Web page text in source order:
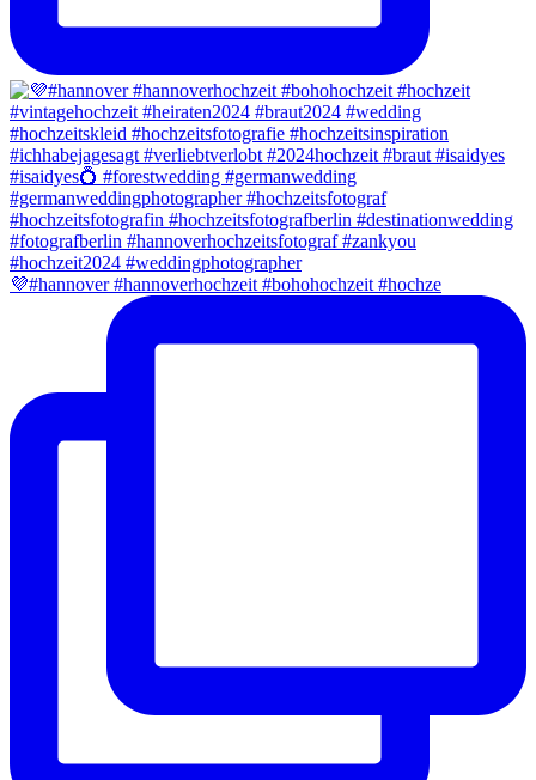
💜#hannover #hannoverhochzeit #bohohochzeit #hochze